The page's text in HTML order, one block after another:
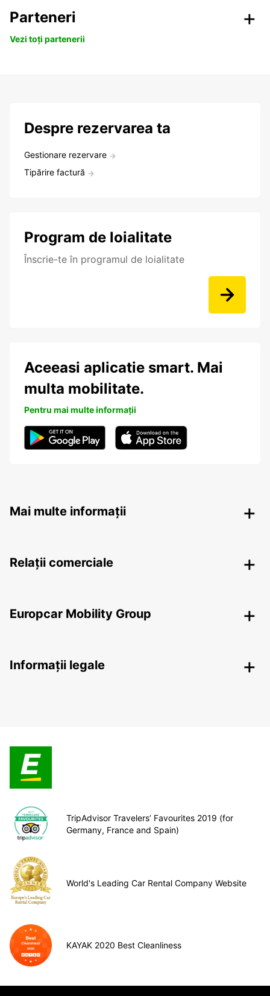
Parteneri
Vezi toți partenerii
Despre rezervarea ta
Gestionare rezervare
Tipărire factură
Program de loialitate
Înscrie-te în programul de loialitate
Aceeasi aplicatie smart. Mai
multa mobilitate.
Pentru mai multe informații
Mai multe informații
Relații comerciale
Europcar Mobility Group
Informații legale
TripAdvisor Travelers’ Favourites 2019 (for
Germany, France and Spain)
World's Leading Car Rental Company Website
KAYAK 2020 Best Cleanliness